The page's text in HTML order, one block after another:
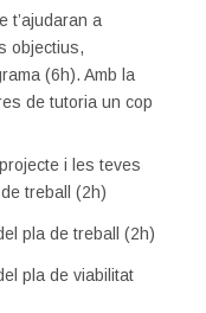
t’ajudaran a
objectius,
(6h). Amb la
de tutoria un cop
i les teves
treball (2h)
pla de treball (2h)
pla de viabilitat